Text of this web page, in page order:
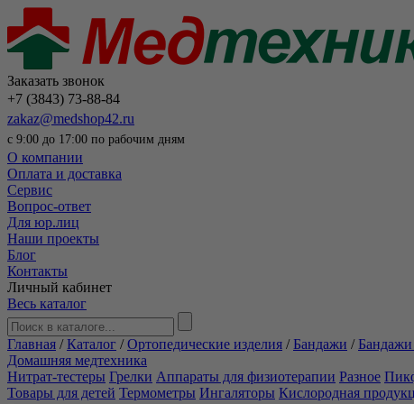
Заказать звонок
+7 (3843) 73-88-84
zakaz@medshop42.ru
с 9:00 до 17:00 по рабочим дням
О компании
Оплата и доставка
Сервис
Вопрос-ответ
Для юр.лиц
Наши проекты
Блог
Контакты
Личный кабинет
Весь каталог
Главная /Каталог /Ортопедические изделия / Бандажи /
Домашняя медтехника
Нитрат-тестеры Грелки Аппараты для физиотерапии Разное
Товары для детей Термометры Ингаляторы Кислородная